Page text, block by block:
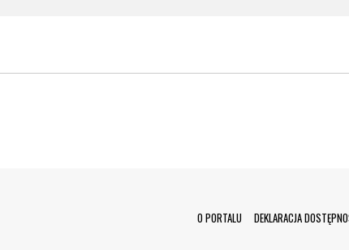
Menu Footer
O PORTALU DEKLARACJA